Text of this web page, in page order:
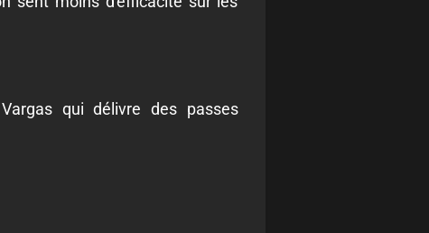
qui délivre des passes